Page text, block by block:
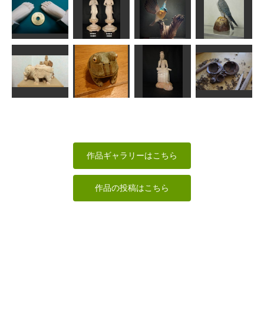
金剛力士 阿形
胸像
工房藤棚
マリオネット
（1号）
キンタキンテ。
中将
いっつ
コマドリ
MINI
ご縁がありま
すよう一歩ず
つ
阿弥陀如来脇
侍
まあちゃん
ルリツグミ
MINI
ファルコン
（隼）
春彫
ツノガエル 弥勒菩薩
作品ギャラリーはこちら
作品の投稿はこちら